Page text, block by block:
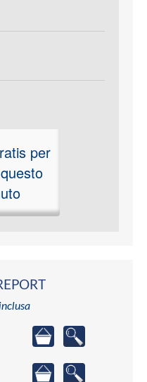
per